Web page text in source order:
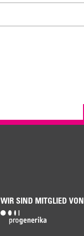
WIR SIND MITGLIED VON